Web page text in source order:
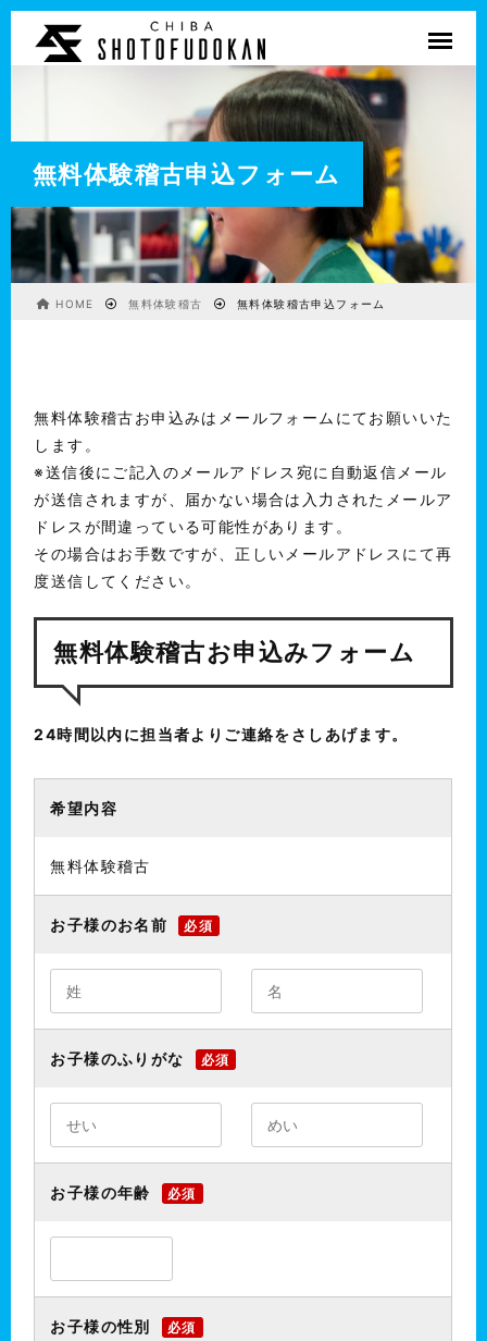
無料体験稽古申込フォーム
HOME 無料体験稽古 無料体験稽古申込フォーム
無料体験稽古お申込みはメールフォームにてお願いいた
します。
※送信後にご記入のメールアドレス宛に自動返信メール
が送信されますが、届かない場合は入力されたメールア
ドレスが間違っている可能性があります。
その場合はお手数ですが、正しいメールアドレスにて再
度送信してください。
無料体験稽古お申込みフォーム
24時間以内に担当者よりご連絡をさしあげます。
希望内容
無料体験稽古
お子様のお名前 必須
お子様のふりがな 必須
お子様の年齢 必須
お子様の性別 必須